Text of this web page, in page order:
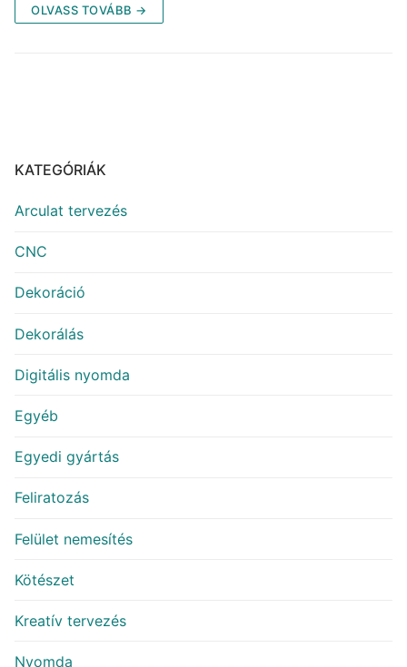
OLVASS TOVÁBB →
KATEGÓRIÁK
Arculat tervezés
CNC
Dekoráció
Dekorálás
Digitális nyomda
Egyéb
Egyedi gyártás
Feliratozás
Felület nemesítés
Kötészet
Kreatív tervezés
Nyomda